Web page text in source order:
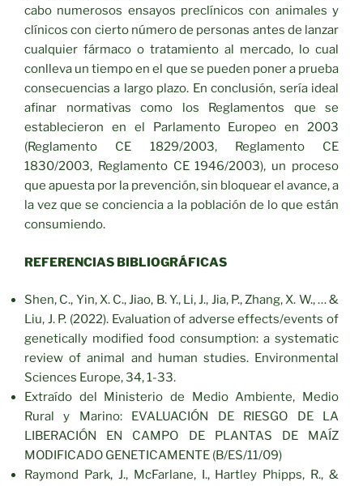
cabo numerosos ensayos preclínicos con animales y
clínicos con cierto número de personas antes de lanzar
cualquier fármaco o tratamiento al mercado, lo cual
conlleva un tiempo en el que se pueden poner a prueba
consecuencias a largo plazo. En conclusión, sería ideal
afinar normativas como los Reglamentos que se
establecieron en el Parlamento Europeo en 2003
(Reglamento CE 1829/2003, Reglamento CE
1830/2003, Reglamento CE 1946/2003), un proceso
que apuesta por la prevención, sin bloquear el avance, a
la vez que se conciencia a la población de lo que están
consumiendo.
REFERENCIAS BIBLIOGRÁFICAS
Shen, C., Yin, X. C., Jiao, B. Y., Li, J., Jia, P., Zhang, X. W., … &
Liu, J. P. (2022). Evaluation of adverse effects/events of
genetically modified food consumption: a systematic
review of animal and human studies. Environmental
Sciences Europe, 34, 1-33.
Extraído del Ministerio de Medio Ambiente, Medio
Rural y Marino: EVALUACIÓN DE RIESGO DE LA
LIBERACIÓN EN CAMPO DE PLANTAS DE MAÍZ
MODIFICADO GENETICAMENTE (B/ES/11/09)
Raymond Park, J., McFarlane, I., Hartley Phipps, R., &